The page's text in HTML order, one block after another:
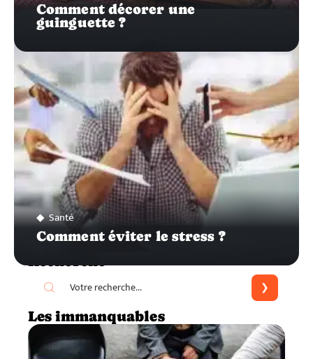
Comment décorer une
guinguette ?
Santé
Comment éviter le stress ?
Les immanquables